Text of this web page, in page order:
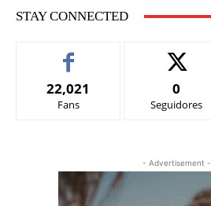
STAY CONNECTED
22,021
Fans
0
Seguidores
- Advertisement -